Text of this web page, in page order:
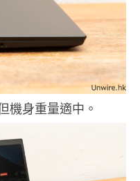
機身重量適中。